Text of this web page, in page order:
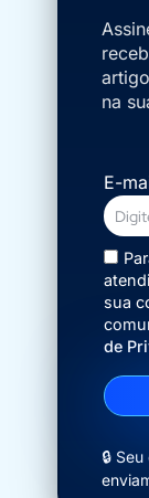
na
E-
sua
de
🔒